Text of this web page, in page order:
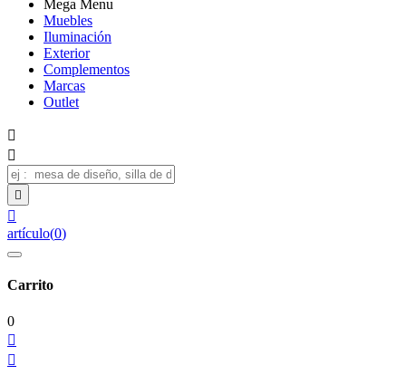
Mega Menu
Muebles
Iluminación
Exterior
Complementos
Marcas
Outlet




artículo(0)
Carrito
0

